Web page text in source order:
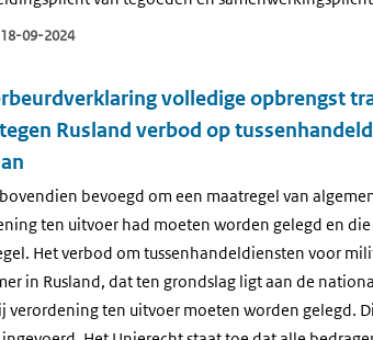
09-2024
volledige opbrengst
Rusland verbod op
bevoegd om een maatregel van
ten uitvoer had moeten worden gelegd en
Het verbod om tussenhandeldiensten voor
in Rusland, dat ten grondslag ligt aan de
verordening ten uitvoer moeten worden gelegd.